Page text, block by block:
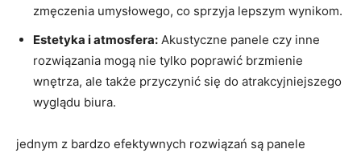
zmęczenia ⁤umysłowego, co ​sprzyja ⁢lepszym wynikom.
Estetyka‌ i atmosfera: Akustyczne panele ​czy inne
rozwiązania mogą nie tylko poprawić ‍brzmienie
wnętrza,​ ale ⁣także przyczynić się do⁤ atrakcyjniejszego
wyglądu biura.
jednym z bardzo efektywnych rozwiązań są panele